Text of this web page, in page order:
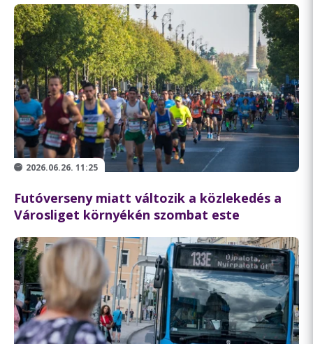
2026.06.26. 11:25
Futóverseny miatt változik a közlekedés a
Városliget környékén szombat este